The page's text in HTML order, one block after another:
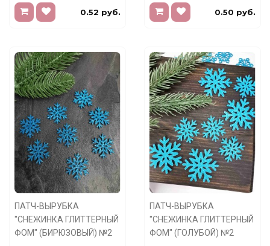
0.52 руб. 0.50 руб.
ПАТЧ-ВЫРУБКА
"СНЕЖИНКА ГЛИТТЕРНЫЙ
ФОМ" (БИРЮЗОВЫЙ) №2
ПАТЧ-ВЫРУБКА
"СНЕЖИНКА ГЛИТТЕРНЫЙ
ФОМ" (ГОЛУБОЙ) №2